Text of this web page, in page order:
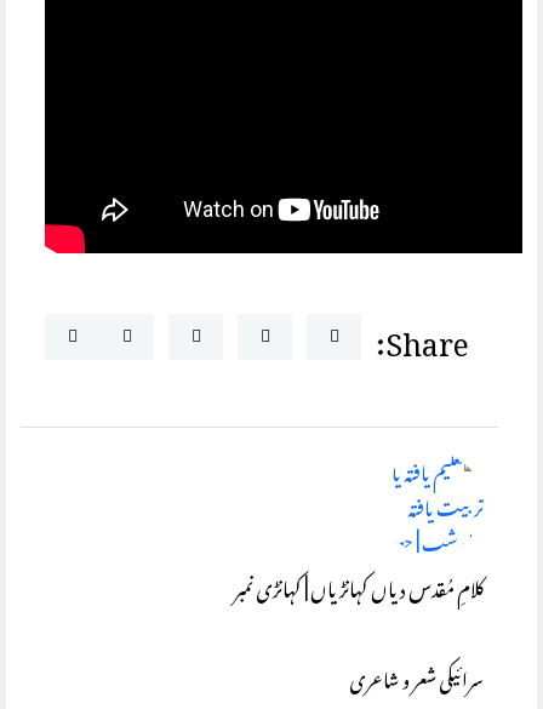
Share:
کلامِ مُقدس دیاں کہانڑیاں | کہانڑی نمبر
سرائیکی شعر و شاعری